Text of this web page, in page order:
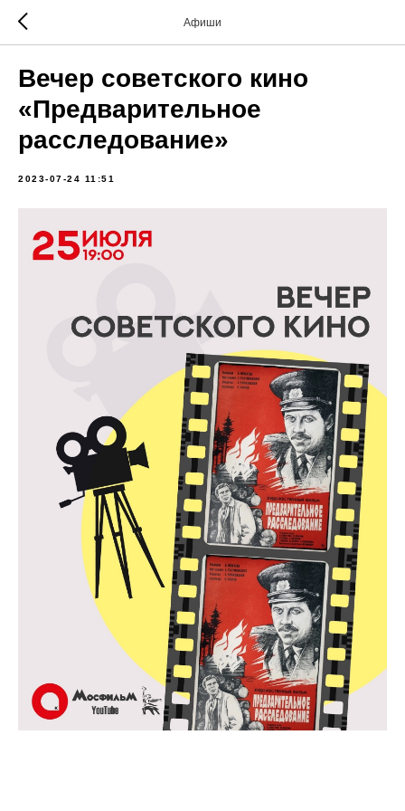
Афиши
Вечер советского кино
«Предварительное
расследование»
2023-07-24 11:51